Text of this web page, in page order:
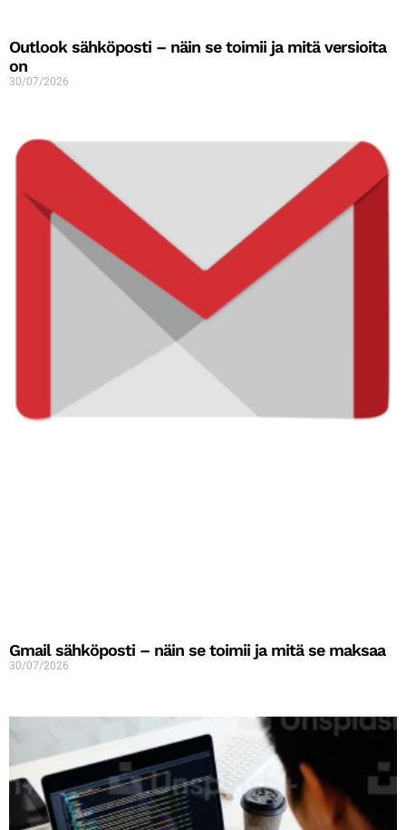
Outlook sähköposti – näin se toimii ja mitä versioita
on
30/07/2026
Gmail sähköposti – näin se toimii ja mitä se maksaa
30/07/2026